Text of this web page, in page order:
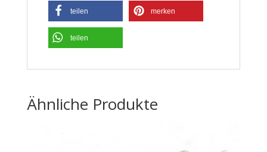
teilen merken
teilen
Ähnliche Produkte